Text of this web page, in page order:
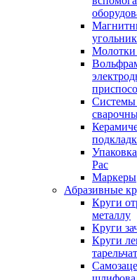
Молотки
Pac
Маркеры
Абразивные
Круги
металлу
Круги
Круги